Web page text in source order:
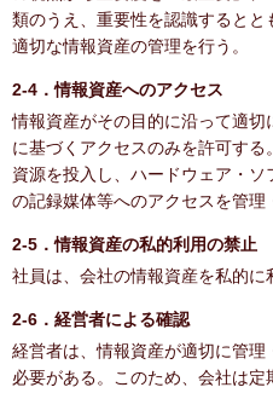
類のうえ、重要性を認識すると
適切な情報資産の管理を行う。
2-4．情報資産へのアクセス
情報資産がその目的に沿って適
に基づくアクセスのみを許可する
資源を投入し、ハードウェア・
の記録媒体等へのアクセスを管理
2-5．情報資産の私的利用の禁止
社員は、会社の情報資産を私的に
2-6．経営者による確認
経営者は、情報資産が適切に管
必要がある。このため、会社は